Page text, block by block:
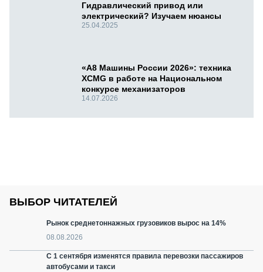
Гидравлический привод или
электрический? Изучаем нюансы
25.04.2025
«А8 Машины России 2026»: техника
XCMG в работе на Национальном
конкурсе механизаторов
14.07.2026
ВЫБОР ЧИТАТЕЛЕЙ
Рынок среднетоннажных грузовиков вырос на 14%
08.08.2026
С 1 сентября изменятся правила перевозки пассажиров
автобусами и такси